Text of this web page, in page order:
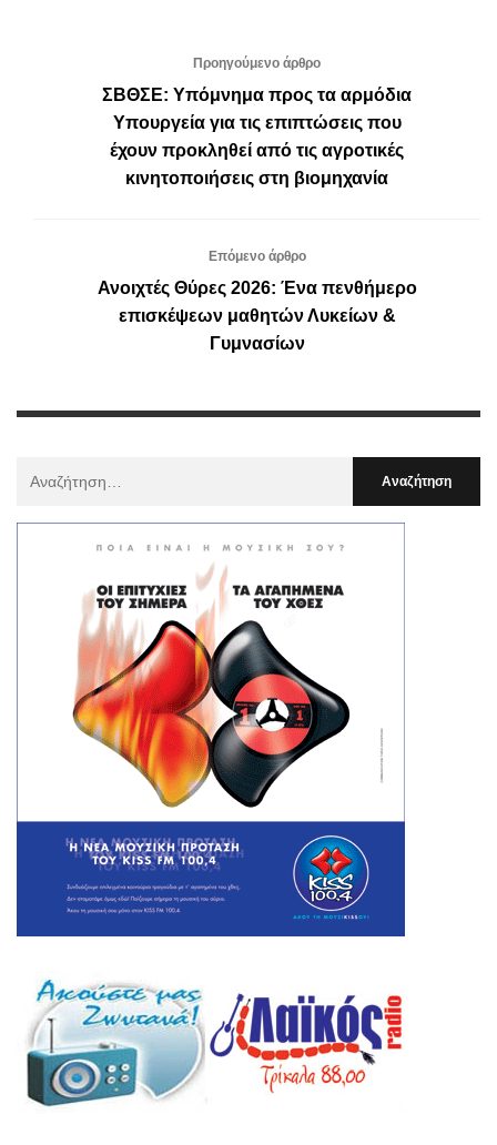
Προηγούμενο άρθρο
ΣΒΘΣΕ: Υπόμνημα προς τα αρμόδια
Υπουργεία για τις επιπτώσεις που
έχουν προκληθεί από τις αγροτικές
κινητοποιήσεις στη βιομηχανία
Επόμενο άρθρο
Ανοιχτές Θύρες 2026: Ένα πενθήμερο
επισκέψεων μαθητών Λυκείων &
Γυμνασίων
: